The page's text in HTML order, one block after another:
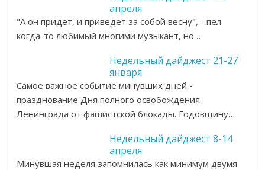
апреля
"А он придет, и приведет за собой весну", - пел
когда-то любимый многими музыкант, но…
Недельный дайджест 21-27
января
Самое важное событие минувших дней -
празднование Дня полного освобождения
Ленинграда от фашистской блокады. Годовщину…
Недельный дайджест 8-14
апреля
Минувшая неделя запомнилась как минимум двумя